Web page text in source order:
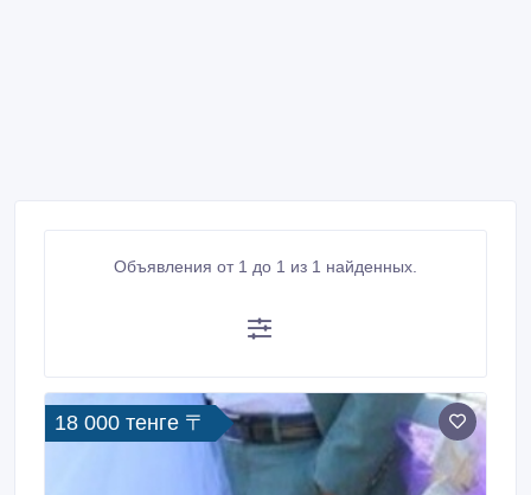
Объявления от 1 до 1 из 1 найденных.
18 000 тенге 〒